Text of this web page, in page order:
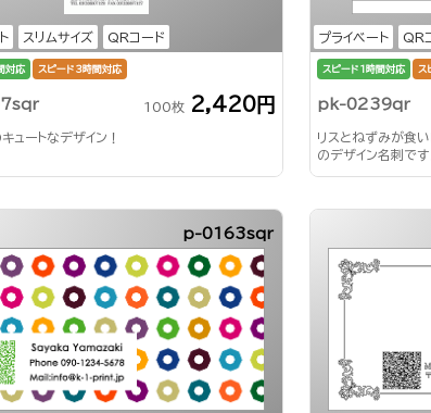
スリムサイズ QRコード
対応 スピード3時間対応
100枚 2,420円
ュートなデザイン！
プライベート QR
スピード1時間対応 ス
pk-0239qr
リスとねずみが食
のデザイン名刺で
p-0163sqr